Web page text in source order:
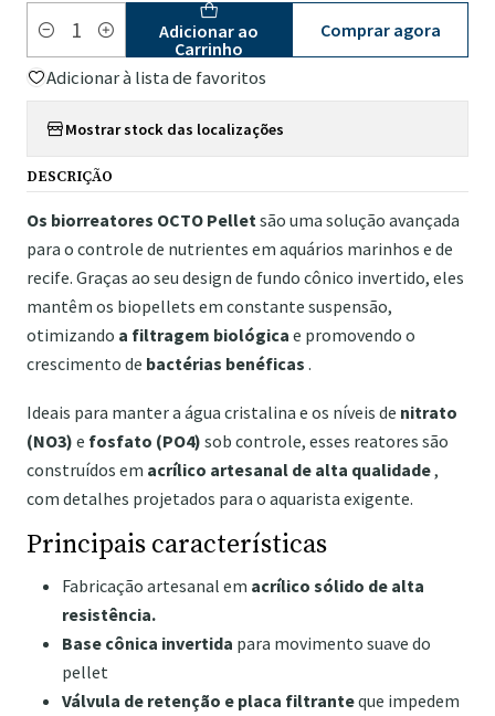
Quantidade
Adicionar ao
Carrinho
Comprar agora
Adicionar à lista de favoritos
Mostrar stock das localizações
DESCRIÇÃO
Os biorreatores OCTO Pelletsão uma solução avançada
para o controle de nutrientes em aquários marinhos e de
recife. Graças ao seu design de fundo cônico invertido, eles
mantêm os biopellets em constante suspensão,
otimizando a filtragem biológica e promovendo o
crescimento de bactérias benéficas .
Ideais para manter a água cristalina e os níveis de nitrato
(NO3) e fosfato (PO4) sob controle, esses reatores são
construídos em acrílico artesanal de alta qualidade,
com detalhes projetados para o aquarista exigente.
Principais características
Fabricação artesanal em acrílico sólido de alta
resistência.
Base cônica invertida para movimento suave do
pellet
Válvula de retenção e placa filtranteque impedem